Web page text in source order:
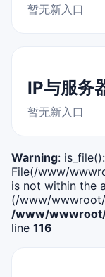
暂无新入口
IP与服务
暂无新入口
Warning:
File(/www/
is not within the
(/www/
/www/
line 116